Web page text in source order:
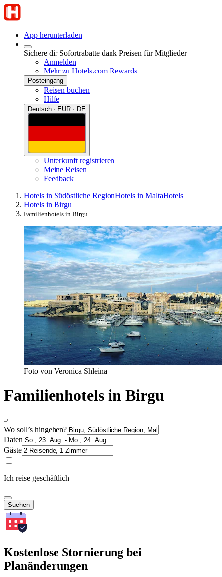
App herunterladen
Sichere dir Sofortrabatte dank Preisen für Mitglieder
Anmelden
Mehr zu Hotels.com Rewards
Posteingang
Reisen buchen
Hilfe
Deutsch · EUR · DE
Unterkunft registrieren
Meine Reisen
Feedback
Hotels in Südöstliche RegionHotels in MaltaHotels
Hotels in Birgu
Familienhotels in Birgu
Foto von Veronica Shleina
Familienhotels in Birgu
Wo soll’s hingehen?
Daten
Gäste
Ich reise geschäftlich
Suchen
Kostenlose Stornierung bei
Planänderungen